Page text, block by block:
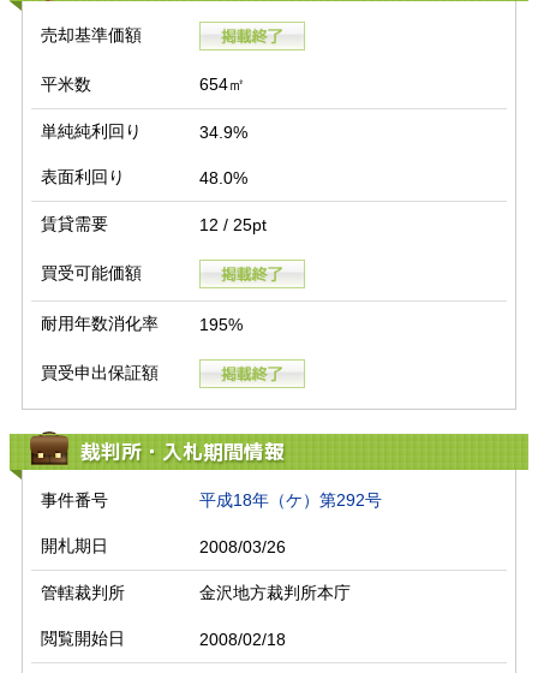
売却基準価額
平米数 654㎡
単純純利回り 34.9%
表面利回り 48.0%
賃貸需要 12 / 25pt
買受可能価額
耐用年数消化率 195%
買受申出保証額
裁判所・入札期間情報
事件番号 平成18年（ケ）第292号
開札期日 2008/03/26
管轄裁判所 金沢地方裁判所本庁
閲覧開始日 2008/02/18